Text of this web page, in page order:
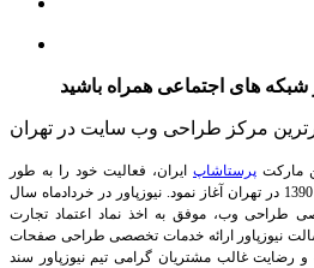
برترین مرکز طراحی وب سایت در تهران
مارکت پرستاشاپ ایران، فعالیت خود را به طور
رسمی در زمینه پرستاشاپ از سال 1390 در تهران آغاز نمود. نیوزپاور در خردادماه سال
طراحی وب، موفق به اخذ نماد اعتماد تجارت
نیوزپاور ارائه خدمات تخصصی طراحی صفحات
رضایت غالب مشتریان گرامی تیم نیوزپاور سند